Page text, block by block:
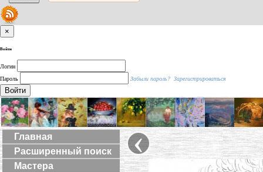
×
Войти
Логин
Пароль
Забыли пароль? Зарегистрироваться
Войти
Главная
Расширенный поиск
Мастера
‹